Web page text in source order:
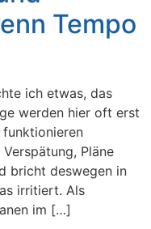
Tempo
ich etwas, das
werden hier oft erst
Pläne
bricht deswegen in
irritiert. Als
im […]